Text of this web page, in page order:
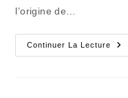
l’origine de…
Continuer La Lecture